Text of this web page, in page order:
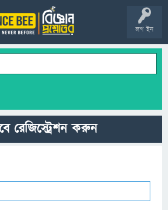
লগ ইন
রেজিস্ট্রেশন করুন